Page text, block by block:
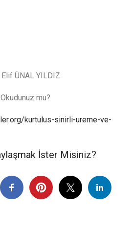
Elif ÜNAL YILDIZ
Okudunuz mu?
kurtulus-sinirli-ureme-ve-
İster Misiniz?